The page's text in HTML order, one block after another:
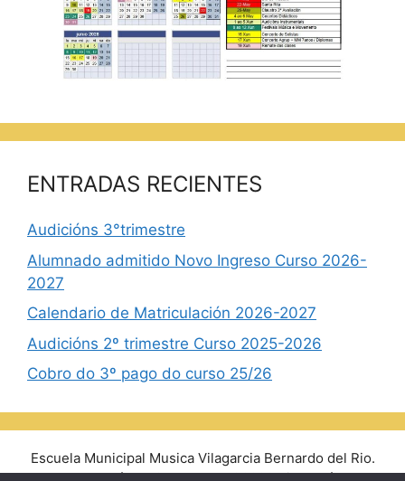
ENTRADAS RECIENTES
Audicións 3°trimestre
Alumnado admitido Novo Ingreso Curso 2026-
2027
Calendario de Matriculación 2026-2027
Audicións 2º trimestre Curso 2025-2026
Cobro do 3º pago do curso 25/26
Escuela Municipal Musica Vilagarcia Bernardo del Rio.